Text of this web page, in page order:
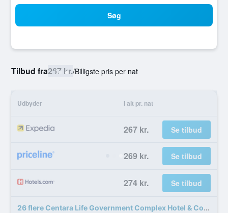
Søg
Tilbud fra267 kr./Billigste pris per nat
Udbyder I alt pr. nat
267 kr. Se tilbud
269 kr. Se tilbud
274 kr. Se tilbud
26 flere Centara Life Government Complex Hotel & Convention Centre Chaeng Watthana tilbud